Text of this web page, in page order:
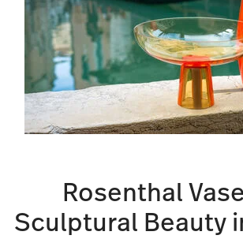
Rosenthal
Sculptural Beauty